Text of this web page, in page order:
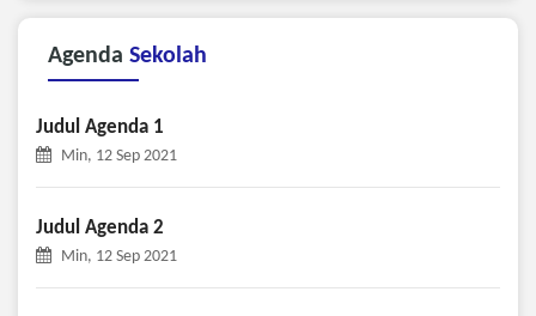
Agenda Sekolah
Judul Agenda 1
Min, 12 Sep 2021
Judul Agenda 2
Min, 12 Sep 2021